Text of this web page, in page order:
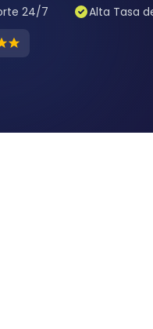
24/7 Alta Tasa